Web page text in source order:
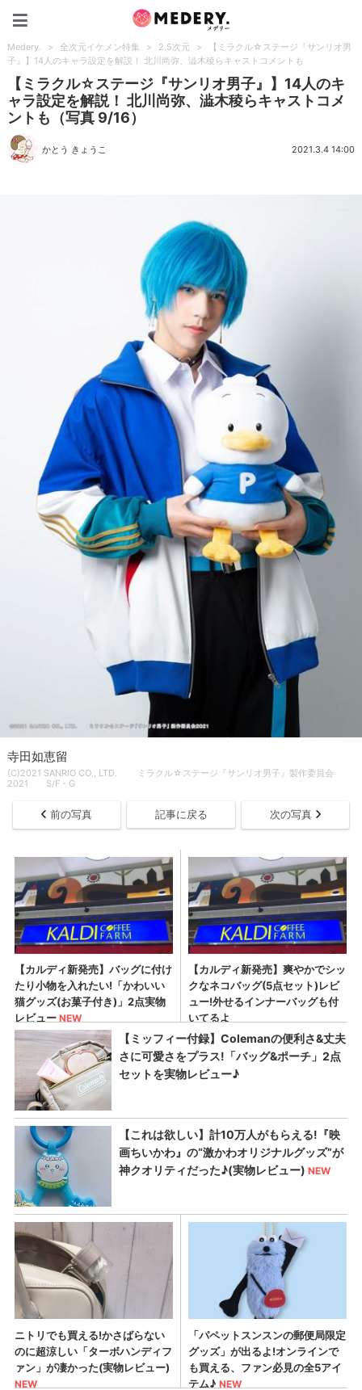
Medery. > 全次元イケメン特集 > 2.5次元 >
【ミラクル☆ステージ『サンリオ男
子』】14人のキャラ設定を解説！ 北川尚弥、澁木稜らキャストコメントも
【ミラクル☆ステージ『サンリオ男子』】14人のキ
ャラ設定を解説！ 北川尚弥、澁木稜らキャストコメ
ントも（写真 9/16）
かとう きょうこ 2021.3.4 14:00
寺田如恵留
(C)2021 SANRIO CO., LTD. ミラクル☆ステージ『サンリオ男子』製作委員会
2021 S/F・G
前の写真 記事に戻る 次の写真